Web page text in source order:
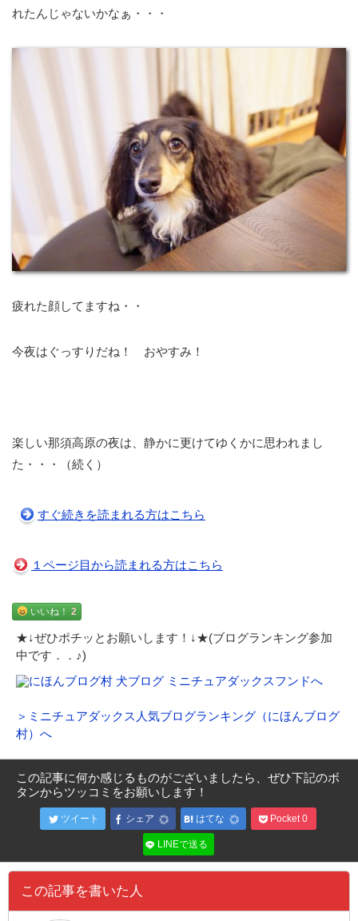
れたんじゃないかなぁ・・・
疲れた顔してますね・・
今夜はぐっすりだね！ おやすみ！
楽しい那須高原の夜は、静かに更けてゆくかに思われまし
た・・・（続く）
すぐ続きを読まれる方はこちら
１ページ目から読まれる方はこちら
いいね！ 2
★↓ぜひポチッとお願いします！↓★(ブログランキング参加
中です．．♪)
＞ミニチュアダックス人気ブログランキング（にほんブログ
村）へ
この記事に何か感じるものがございましたら、ぜひ下記のボ
タンからツッコミをお願いします！
ツイート シェア はてな Pocket 0
LINEで送る
この記事を書いた人